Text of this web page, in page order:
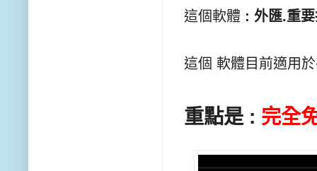
這個軟體 : 外匯.重
這個 軟體目前適用
重點是 : 完全